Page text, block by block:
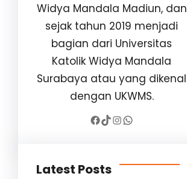
Widya Mandala Madiun, dan
sejak tahun 2019 menjadi
bagian dari Universitas
Katolik Widya Mandala
Surabaya atau yang dikenal
dengan UKWMS.
Facebook TikTok InstagramWhatsApp
Latest Posts